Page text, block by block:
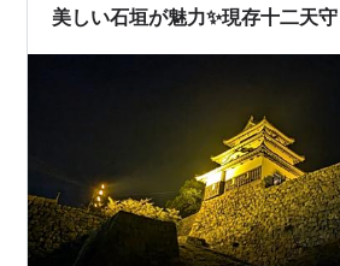
美しい石垣が魅力✨現存十二天守